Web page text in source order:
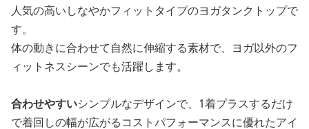
人気の高いしなやかフィットタイプのヨガタンクトップで
す。
体の動きに合わせて自然に伸縮する素材で、ヨガ以外のフ
ィットネスシーンでも活躍します。
合わせやすいシンプルなデザインで、1着プラスするだけ
で着回しの幅が広がるコストパフォーマンスに優れたアイ